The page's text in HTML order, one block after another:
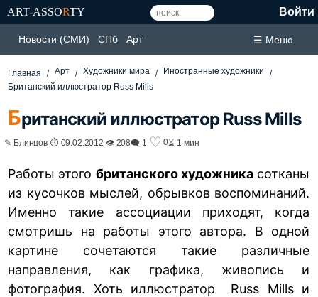
ART-ASSORTY Войти
Новости (СМИ) СПб Арт ☰ Меню
Главная Арт Художники мира
Иностранные художники
Британский иллюстратор Russ Mills
Британский иллюстратор Russ Mills
✎ Блинцов ⏱ 09.02.2012 👁 208🗨 1 ♡ 0⏳ 1 мин
Работы этого британского художникасотканы
из кусочков мыслей, обрывков воспоминаний.
Именно такие ассоциации приходят, когда
смотришь на работы этого автора. В одной
картине сочетаются такие различные
направления, как графика, живопись и
фотография. Хоть иллюстратор Russ Mills и